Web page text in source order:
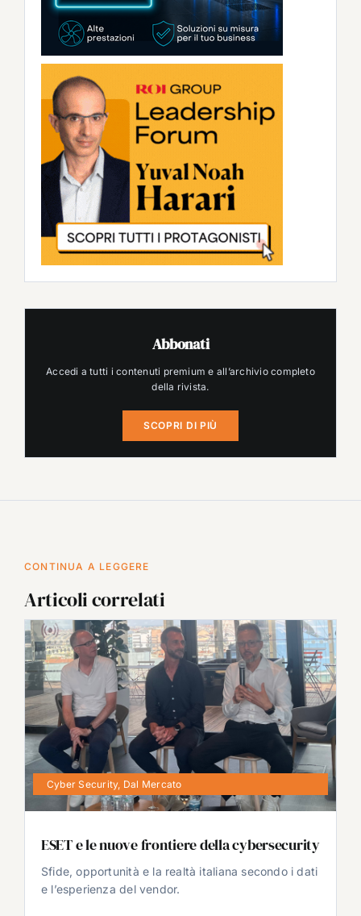
Abbonati
Accedi a tutti i contenuti premium e all’archivio completo
della rivista.
SCOPRI DI PIÙ
CONTINUA A LEGGERE
Articoli correlati
Cyber Security, Dal Mercato
ESET e le nuove frontiere della cybersecurity
Sfide, opportunità e la realtà italiana secondo i dati
e l’esperienza del vendor.